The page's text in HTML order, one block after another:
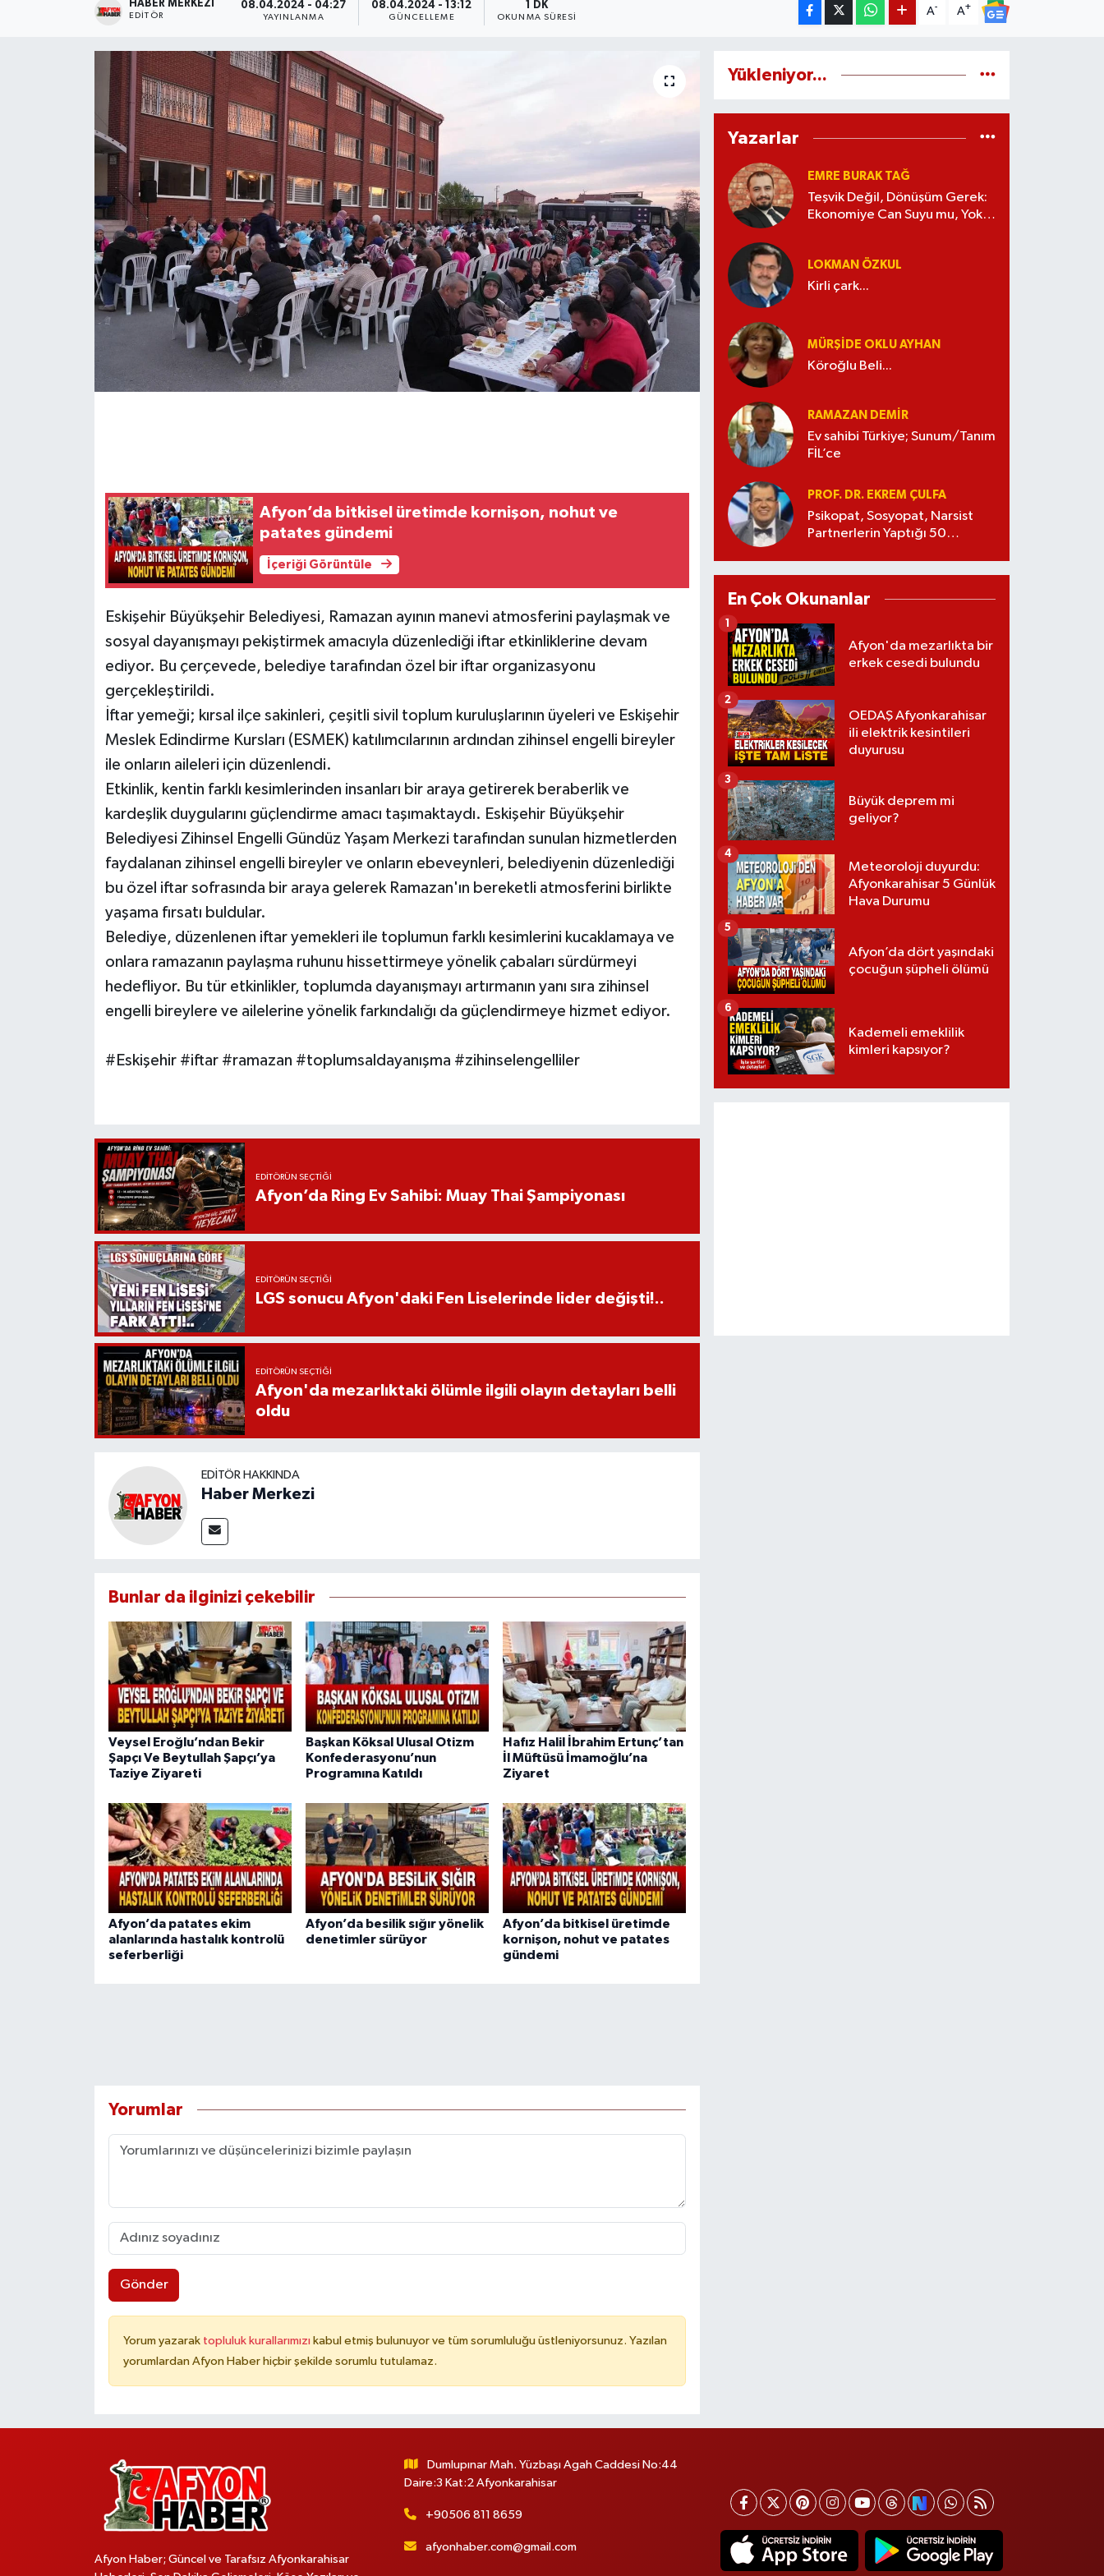
HABER MERKEZI
EDITÖR
08.04.2024 - 04:27
YAYINLANMA
08.04.2024 - 13:12
GÜNCELLEME
1 DK
OKUNMA SÜRESI
A- A+
Afyon’da bitkisel üretimde kornişon, nohut ve
patates gündemi
İçeriği Görüntüle
Eskişehir Büyükşehir Belediyesi, Ramazan ayının manevi atmosferini paylaşmak ve
sosyal dayanışmayı pekiştirmek amacıyla düzenlediği iftar etkinliklerine devam
ediyor. Bu çerçevede, belediye tarafından özel bir iftar organizasyonu
gerçekleştirildi.
İftar yemeği; kırsal ilçe sakinleri, çeşitli sivil toplum kuruluşlarının üyeleri ve Eskişehir
Meslek Edindirme Kursları (ESMEK) katılımcılarının ardından zihinsel engelli bireyler
ile onların aileleri için düzenlendi.
Etkinlik, kentin farklı kesimlerinden insanları bir araya getirerek beraberlik ve
kardeşlik duygularını güçlendirme amacı taşımaktaydı. Eskişehir Büyükşehir
Belediyesi Zihinsel Engelli Gündüz Yaşam Merkezi tarafından sunulan hizmetlerden
faydalanan zihinsel engelli bireyler ve onların ebeveynleri, belediyenin düzenlediği
bu özel iftar sofrasında bir araya gelerek Ramazan'ın bereketli atmosferini birlikte
yaşama fırsatı buldular.
Belediye, düzenlenen iftar yemekleri ile toplumun farklı kesimlerini kucaklamaya ve
onlara ramazanın paylaşma ruhunu hissettirmeye yönelik çabaları sürdürmeyi
hedefliyor. Bu tür etkinlikler, toplumda dayanışmayı artırmanın yanı sıra zihinsel
engelli bireylere ve ailelerine yönelik farkındalığı da güçlendirmeye hizmet ediyor.
#Eskişehir #iftar #ramazan #toplumsaldayanışma #zihinselengelliler
EDITÖRÜN SEÇTIĞI
Afyon’da Ring Ev Sahibi: Muay Thai Şampiyonası
EDITÖRÜN SEÇTIĞI
LGS sonucu Afyon'daki Fen Liselerinde lider değişti!..
EDITÖRÜN SEÇTIĞI
Afyon'da mezarlıktaki ölümle ilgili olayın detayları belli
oldu
EDITÖR HAKKINDA
Haber Merkezi
Bunlar da ilginizi çekebilir
Veysel Eroğlu’ndan Bekir
Şapçı Ve Beytullah Şapçı’ya
Taziye Ziyareti
Başkan Köksal Ulusal Otizm
Konfederasyonu’nun
Programına Katıldı
Hafız Halil İbrahim Ertunç’tan
İl Müftüsü İmamoğlu’na
Ziyaret
Afyon’da patates ekim
alanlarında hastalık kontrolü
seferberliği
Afyon’da besilik sığır yönelik
denetimler sürüyor
Afyon’da bitkisel üretimde
kornişon, nohut ve patates
gündemi
Yorumlar
Gönder
Yorum yazarak topluluk kurallarımızı kabul etmiş bulunuyor ve tüm sorumluluğu üstleniyorsunuz. Yazılan
yorumlardan Afyon Haber hiçbir şekilde sorumlu tutulamaz.
Yükleniyor...
Yazarlar
EMRE BURAK TAĞ
Teşvik Değil, Dönüşüm Gerek:
Ekonomiye Can Suyu mu, Yoksa
LOKMAN ÖZKUL
Kirli çark...
MÜRŞIDE OKLU AYHAN
Köroğlu Beli...
RAMAZAN DEMİR
Ev sahibi Türkiye; Sunum/Tanım
FİL’ce
PROF. DR. EKREM ÇULFA
Psikopat, Sosyopat, Narsist
Partnerlerin Yaptığı 50
En Çok Okunanlar
Afyon'da mezarlıkta bir
erkek cesedi bulundu
1
OEDAŞ Afyonkarahisar
ili elektrik kesintileri
duyurusu
2
Büyük deprem mi
geliyor?
3
Meteoroloji duyurdu:
Afyonkarahisar 5 Günlük
Hava Durumu
4
Afyon’da dört yaşındaki
çocuğun şüpheli ölümü
5
Kademeli emeklilik
kimleri kapsıyor?
6
Afyon Haber; Güncel ve Tarafsız Afyonkarahisar
Dumlupınar Mah. Yüzbaşı Agah Caddesi No:44
Daire:3 Kat:2 Afyonkarahisar
+90506 811 8659
afyonhaber.com@gmail.com